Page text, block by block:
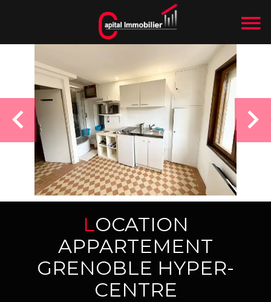
LOCATION
APPARTEMENT
GRENOBLE HYPER-
CENTRE